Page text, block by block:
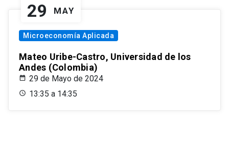
29 MAY
Microeconomía Aplicada
Mateo Uribe-Castro, Universidad de los
Andes (Colombia)
29 de Mayo de 2024
13:35 a 14:35